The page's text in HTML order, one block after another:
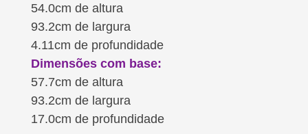
54.0cm de altura
93.2cm de largura
4.11cm de profundidade
Dimensões com base:
57.7cm de altura
93.2cm de largura
17.0cm de profundidade